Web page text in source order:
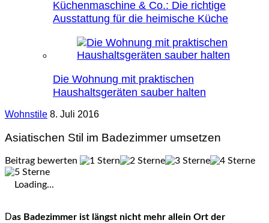
Küchenmaschine & Co.: Die richtige
Ausstattung für die heimische Küche
Die Wohnung mit praktischen
Haushaltsgeräten sauber halten
Wohnstile 8. Juli 2016
Asiatischen Stil im Badezimmer umsetzen
Beitrag bewerten
Loading...
Das Badezimmer ist längst nicht mehr allein Ort der